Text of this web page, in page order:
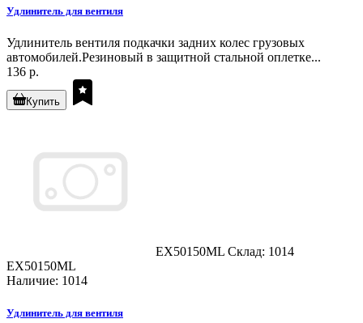
Удлинитель для вентиля
Удлинитель вентиля подкачки задних колес грузовых
автомобилей.Резиновый в защитной стальной оплетке...
136 р.
Купить
EX50150ML Склад: 1014
EX50150ML
Наличие: 1014
Удлинитель для вентиля